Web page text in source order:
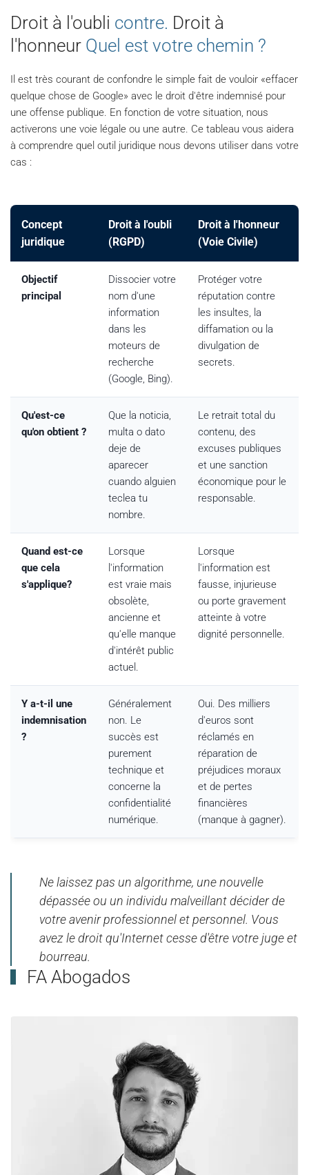
Droit à l'oubli contre. Droit à
l'honneur Quel est votre chemin ?
Il est très courant de confondre le simple fait de vouloir «effacer
quelque chose de Google» avec le droit d'être indemnisé pour
une offense publique. En fonction de votre situation, nous
activerons une voie légale ou une autre. Ce tableau vous aidera
à comprendre quel outil juridique nous devons utiliser dans votre
cas :
Concept
juridique
Droit à l'oubli
(RGPD)
Droit à l'honneur
(Voie Civile)
Objectif
principal
Dissocier votre
nom d'une
information
dans les
moteurs de
recherche
(Google, Bing).
Protéger votre
réputation contre
les insultes, la
diffamation ou la
divulgation de
secrets.
Qu'est-ce
qu'on obtient ?
Que la noticia,
multa o dato
deje de
aparecer
cuando alguien
teclea tu
nombre.
Le retrait total du
contenu, des
excuses publiques
et une sanction
économique pour le
responsable.
Quand est-ce
que cela
s'applique?
Lorsque
l'information
est vraie mais
obsolète,
ancienne et
qu'elle manque
d'intérêt public
actuel.
Lorsque
l'information est
fausse, injurieuse
ou porte gravement
atteinte à votre
dignité personnelle.
Y a-t-il une
indemnisation
?
Généralement
non. Le
succès est
purement
technique et
concerne la
confidentialité
numérique.
Oui. Des milliers
d'euros sont
réclamés en
réparation de
préjudices moraux
et de pertes
financières
(manque à gagner).
Ne laissez pas un algorithme, une nouvelle
dépassée ou un individu malveillant décider de
votre avenir professionnel et personnel. Vous
avez le droit qu'Internet cesse d'être votre juge et
bourreau.
FA Abogados